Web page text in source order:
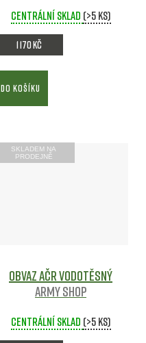
Centrální sklad (>5 ks)
1 170 Kč
DO KOŠÍKU
SKLADEM NA
PRODEJNĚ
Obvaz AČR vodotěsný
Army shop
Centrální sklad (>5 ks)